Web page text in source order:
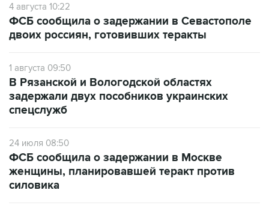
4 августа 10:22
ФСБ сообщила о задержании в Севастополе
двоих россиян, готовивших теракты
1 августа 09:50
В Рязанской и Вологодской областях
задержали двух пособников украинских
спецслужб
24 июля 08:50
ФСБ сообщила о задержании в Москве
женщины, планировавшей теракт против
силовика